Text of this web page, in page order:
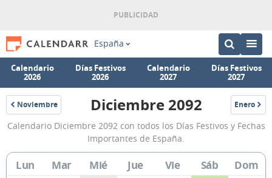
España
Calendario
2026
Días Festivos
2026
Calendario
2027
Días Festivos
2027
Noviembre
2092
Calendario
Diciembre
2092
Diciembre 2092 Enero
2093
Calendario Diciembre 2092 con todos los Días Festivos y Fechas
Importantes de España.
Lun Mar Mié Jue Vie Sáb Dom